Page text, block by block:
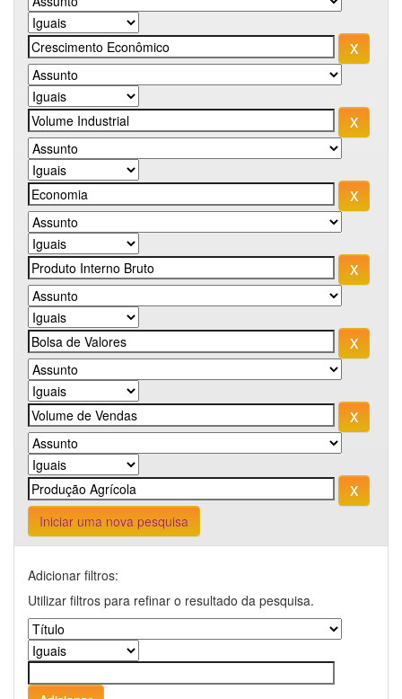
Iniciar uma nova pesquisa
Adicionar filtros:
Utilizar filtros para refinar o resultado da pesquisa.